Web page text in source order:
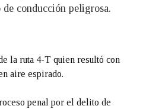
conducción peligrosa.
la ruta 4-T quien resultó con
aire espirado.
penal por el delito de